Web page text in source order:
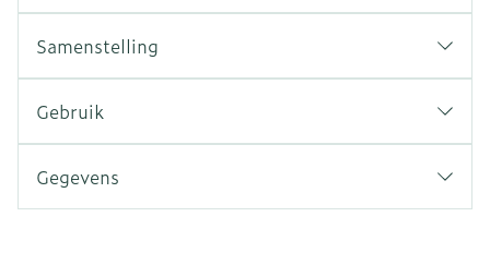
Samenstelling
Gebruik
Gegevens